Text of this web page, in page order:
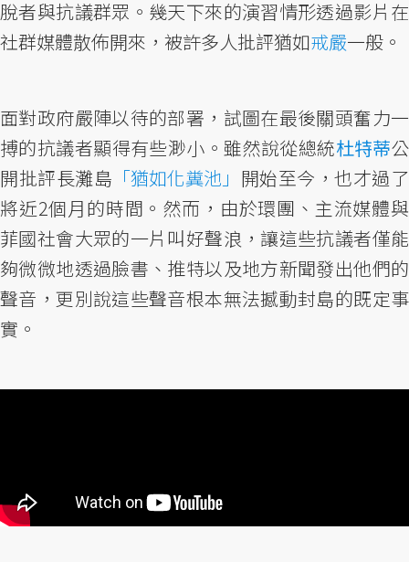
脫者與抗議群眾。幾天下來的演習情形透過影片在
社群媒體散佈開來，被許多人批評猶如戒嚴一般。
面對政府嚴陣以待的部署，試圖在最後關頭奮力一
搏的抗議者顯得有些渺小。雖然說從總統杜特蒂公
開批評長灘島 「猶如化糞池」 開始至今，也才過了
將近2個月的時間。然而，由於環團、主流媒體與
菲國社會大眾的一片叫好聲浪，讓這些抗議者僅能
夠微微地透過臉書、推特以及地方新聞發出他們的
聲音，更別說這些聲音根本無法撼動封島的既定事
實。